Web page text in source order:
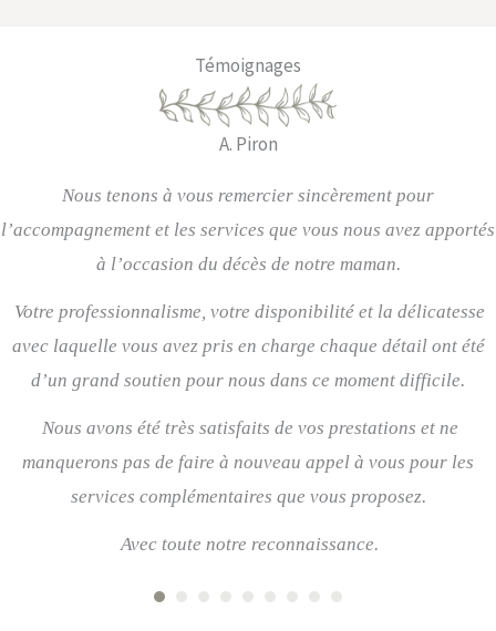
Témoignages
A. Piron
Nous tenons à vous remercier sincèrement pour
l’accompagnement et les services que vous nous avez apportés
à l’occasion du décès de notre maman.
Votre professionnalisme, votre disponibilité et la délicatesse
avec laquelle vous avez pris en charge chaque détail ont été
d’un grand soutien pour nous dans ce moment difficile.
Nous avons été très satisfaits de vos prestations et ne
manquerons pas de faire à nouveau appel à vous pour les
services complémentaires que vous proposez.
Avec toute notre reconnaissance.